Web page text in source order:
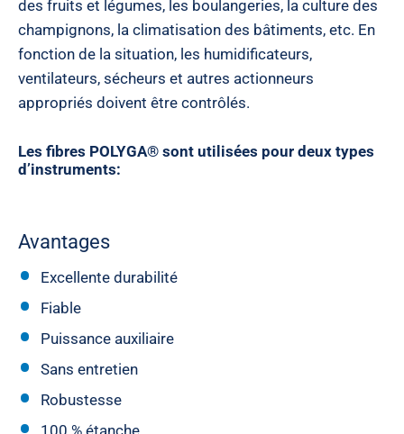
des fruits et légumes, les boulangeries, la culture des
champignons, la climatisation des bâtiments, etc. En
fonction de la situation, les humidificateurs,
ventilateurs, sécheurs et autres actionneurs
appropriés doivent être contrôlés.
Les fibres POLYGA® sont utilisées pour deux types
d’instruments:
Avantages
Excellente durabilité
Fiable
Puissance auxiliaire
Sans entretien
Robustesse
100 % étanche